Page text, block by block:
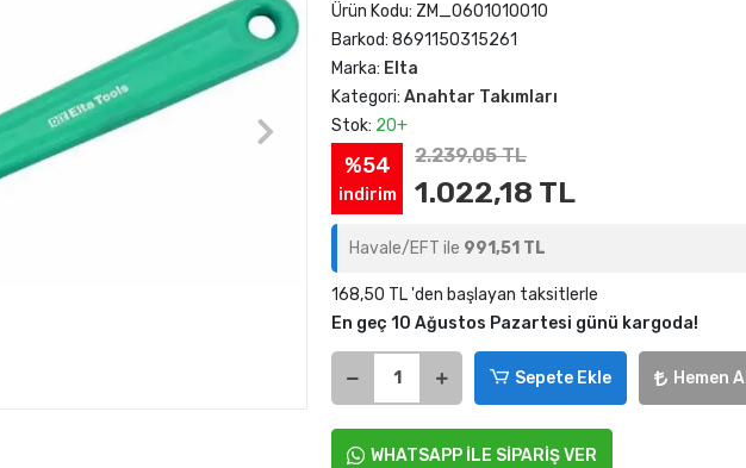
Ürün Kodu: ZM_0601010010
Barkod: 8691150315261
Marka: Elta
Kategori: Anahtar Takımları
Stok: 20+
%54
indirim
2.239,05 TL
1.022,18 TL
Havale/EFT ile 991,51 TL
168,50 TL 'den başlayan taksitlerle
En geç 10 Ağustos Pazartesi günü kargoda!
Sepete Ekle Hemen Al
WHATSAPP İLE SİPARİŞ VER